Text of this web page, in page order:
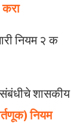
नियम २ क
शासकीय
नियम